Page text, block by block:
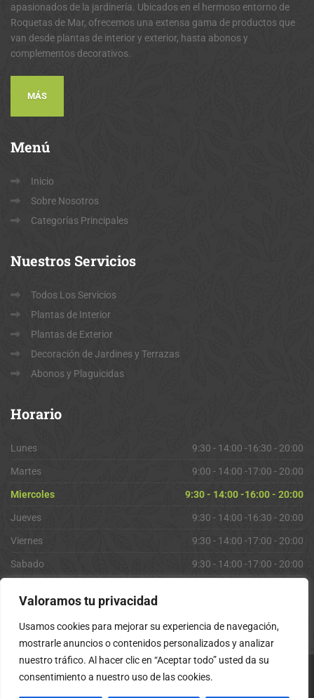
Valoramos tu privacidad
Usamos cookies para mejorar su experiencia de navegación,
mostrarle anuncios o contenidos personalizados y analizar
nuestro tráfico. Al hacer clic en “Aceptar todo” usted da su
consentimiento a nuestro uso de las cookies.
apasionados de la jardinería. Ubicados en el hermoso entorno de
Roquetas de Mar, ofrecemos una extensa gama de productos que
van desde plantas de interior y exterior, hasta abonos y
complementos decorativos.
MÁS
Menú
Inicio
Sobre Nosotros
Categorías Principales
Nuestros Servicios
Todos Los Servicios
Plantas de Interior
Plantas de Exterior
Decoración de Jardines y Terrazas
Abonos y Plaguicidas
Horario
Lunes 9:30 - 14:00 -16:30 - 20:00
Martes 9:00 - 14:00 -17:00 - 20:00
Miercoles 9:30 - 14:00 -16:00 - 20:00
Jueves 9:30 - 14:00 -16:30 - 20:00
Viernes 9:30 - 14:00 -17:00 - 20:00
Sabado 9:30 - 14:00 -17:00 - 20:00
Copyright 2026 viveroslamolineta